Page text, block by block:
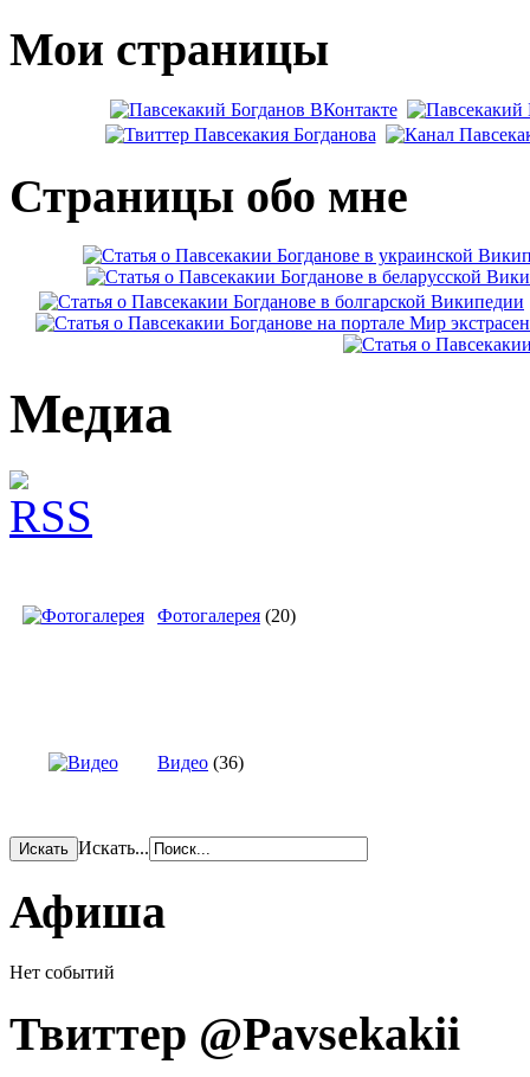
Мои страницы
Страницы обо мне
Медиа
Фотогалерея (20)
Видео (36)
Искать...
Афиша
Нет событий
Твиттер @Pavsekakii